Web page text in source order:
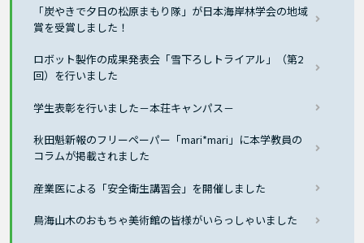
「炭やきで夕日の松原まもり隊」が日本海岸林学会の地域
賞を受賞しました！
ロボット製作の成果発表会「雪下ろしトライアル」（第2
回）を行いました
学生表彰を行いました－本荘キャンパス－
秋田魁新報のフリーペーパー「mari*mari」に本学教員の
コラムが掲載されました
産業医による「安全衛生講習会」を開催しました
鳥海山木のおもちゃ美術館の皆様がいらっしゃいました